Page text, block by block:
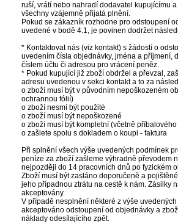
ruší, vrátí nebo nahradí dodavatel kupujícímu
všechny vzájemně přijatá plnění.
Pokud se zákazník rozhodne pro odstoupení
uvedené v bodě 4.1, je povinen dodržet
* Kontaktovat nás (viz kontakt) s žádostí o
uvedením čísla objednávky, jména a příjmení,
číslem účtu či adresou pro vrácení peněz.
* Pokud kupující již zboží obdržel a převzal,
adresu uvedenou v sekci kontakt a to za
o zboží musí být v původním nepoškozeném
ochrannou fólií)
o zboží nesmí být použité
o zboží musí být nepoškozené
o zboží musí být kompletní (včetně
o zašlete spolu s dokladem o koupi - faktura
Při splnění všech výše uvedených podmínek
peníze za zboží zašleme výhradně převodem
nejpozději do 14 pracovních dnů po fyzickém
Zboží musí být zasláno doporučeně a
jeho případnou ztrátu na cestě k nám. Zásilky
akceptovány.
V případě nesplnění některé z výše
akceptováno odstoupení od objednávky a
náklady odesílajícího zpět.